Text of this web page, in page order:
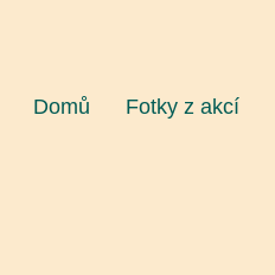
Domů Fotky z akcí